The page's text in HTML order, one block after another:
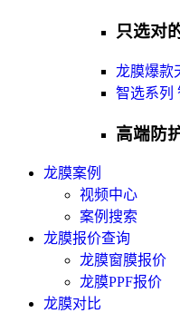
只选对
龙膜爆款
智选系列
高端防
龙膜案例
视频中心
案例搜索
龙膜报价查询
龙膜窗膜报价
龙膜PPF报价
龙膜对比